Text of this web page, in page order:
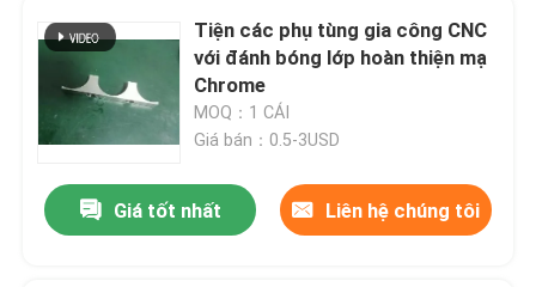
Sản phẩm
Hướng dẫn VR
Về chúng tôi
Tiện các phụ tùng gia công CNC
với đánh bóng lớp hoàn thiện mạ
Chrome
MOQ：1 CÁI
Giá bán：0.5-3USD
Giá tốt nhất Liên hệ chúng tôi